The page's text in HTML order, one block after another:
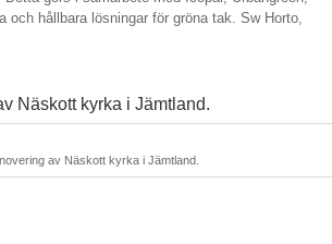
och hållbara lösningar för gröna tak. Sw Horto,
Näskott kyrka i Jämtland.
av Näskott kyrka i Jämtland.